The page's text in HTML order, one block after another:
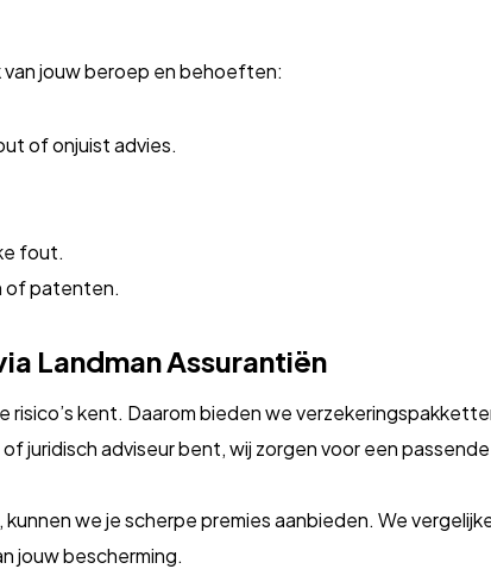
jouw beroep en behoeften:
of onjuist advies.
fout.
of patenten.
Landman Assurantiën
kent. Daarom bieden we
adviseur bent, wij zorgen voor een
we je scherpe premies aanbieden. We
jouw bescherming.